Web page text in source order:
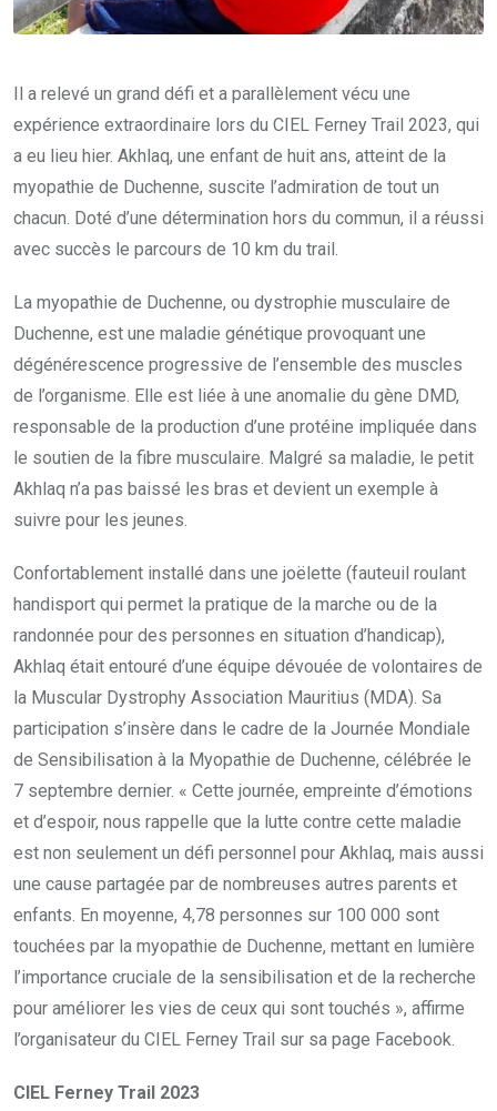
Il a relevé un grand défi et a parallèlement vécu une
expérience extraordinaire lors du CIEL Ferney Trail 2023, qui
a eu lieu hier. Akhlaq, une enfant de huit ans, atteint de la
myopathie de Duchenne, suscite l’admiration de tout un
chacun. Doté d’une détermination hors du commun, il a réussi
avec succès le parcours de 10 km du trail.
La myopathie de Duchenne, ou dystrophie musculaire de
Duchenne, est une maladie génétique provoquant une
dégénérescence progressive de l’ensemble des muscles
de l’organisme. Elle est liée à une anomalie du gène DMD,
responsable de la production d’une protéine impliquée dans
le soutien de la fibre musculaire. Malgré sa maladie, le petit
Akhlaq n’a pas baissé les bras et devient un exemple à
suivre pour les jeunes.
Confortablement installé dans une joëlette (fauteuil roulant
handisport qui permet la pratique de la marche ou de la
randonnée pour des personnes en situation d’handicap),
Akhlaq était entouré d’une équipe dévouée de volontaires de
la Muscular Dystrophy Association Mauritius (MDA). Sa
participation s’insère dans le cadre de la Journée Mondiale
de Sensibilisation à la Myopathie de Duchenne, célébrée le
7 septembre dernier. « Cette journée, empreinte d’émotions
et d’espoir, nous rappelle que la lutte contre cette maladie
est non seulement un défi personnel pour Akhlaq, mais aussi
une cause partagée par de nombreuses autres parents et
enfants. En moyenne, 4,78 personnes sur 100 000 sont
touchées par la myopathie de Duchenne, mettant en lumière
l’importance cruciale de la sensibilisation et de la recherche
pour améliorer les vies de ceux qui sont touchés », affirme
l’organisateur du CIEL Ferney Trail sur sa page Facebook.
CIEL Ferney Trail 2023